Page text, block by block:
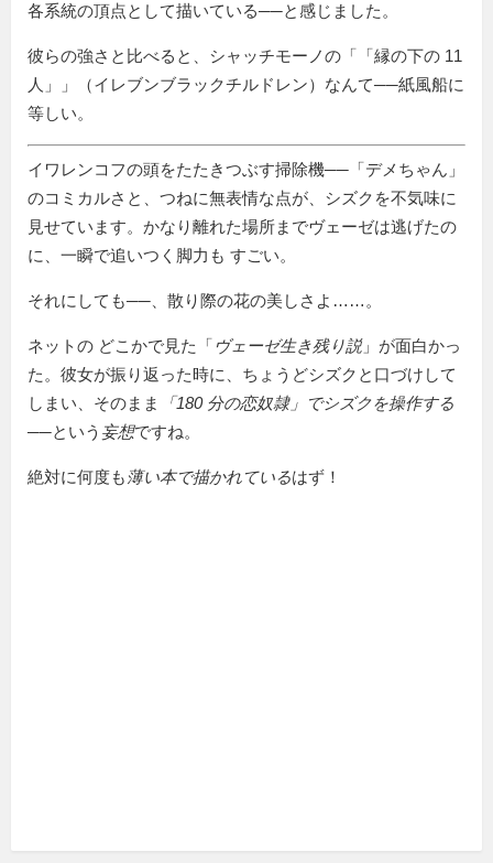
各系統の頂点として描いている──と感じました。
彼らの強さと比べると、シャッチモーノの「
縁の下の 11
人
」（イレブンブラックチルドレン）なんて──紙風船に
等しい。
イワレンコフの頭をたたきつぶす掃除機──
デメちゃん
のコミカルさと、つねに無表情な点が、シズクを不気味に
見せています。かなり離れた場所までヴェーゼは逃げたの
に、一瞬で追いつく脚力も すごい。
それにしても──、散り際の花の美しさよ……。
ネットの どこかで見た「 ヴェーゼ生き残り説」が面白かっ
た。彼女が振り返った時に、ちょうどシズクと口づけして
しまい、そのまま
「180 分の恋奴隷」でシズクを操作する
──という 妄想ですね。
絶対に何度も 薄い本で描かれているはず！